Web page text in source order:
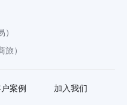
）
旅）
案例 加入我们